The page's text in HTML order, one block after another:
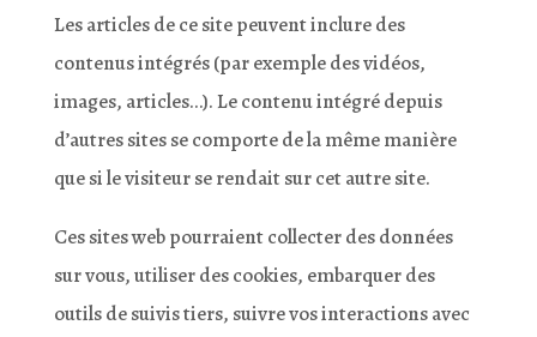
Les articles de ce site peuvent inclure des
contenus intégrés (par exemple des vidéos,
images, articles…). Le contenu intégré depuis
d’autres sites se comporte de la même manière
que si le visiteur se rendait sur cet autre site.
Ces sites web pourraient collecter des données
sur vous, utiliser des cookies, embarquer des
outils de suivis tiers, suivre vos interactions avec